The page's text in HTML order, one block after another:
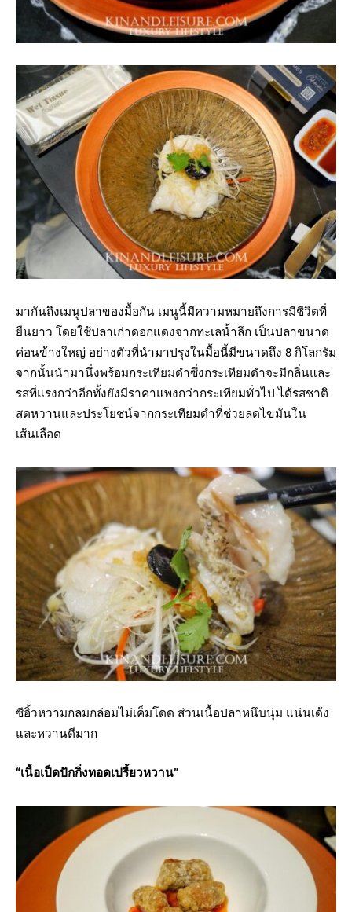
มากันถึงเมนูปลาของมื้อกัน เมนูนี้มีความหมายถึงการมีชีวิตที่
ยืนยาว โดยใช้ปลาเก๋าดอกแดงจากทะเลน้ำลึก เป็นปลาขนาด
ค่อนข้างใหญ่ อย่างตัวที่นำมาปรุงในมื้อนี้มีขนาดถึง 8 กิโลกรัม
จากนั้นนำมานึ่งพร้อมกระเทียมดำซึ่งกระเทียมดำจะมีกลิ่นและ
รสที่แรงกว่าอีกทั้งยังมีราคาแพงกว่ากระเทียมทั่วไป ได้รสชาติ
สดหวานและประโยชน์จากกระเทียมดำที่ช่วยลดไขมันใน
เส้นเลือด
ซีอิ้วหวามกลมกล่อมไม่เค็มโดด ส่วนเนื้อปลาหนึบนุ่ม แน่นเด้ง
และหวานดีมาก
“เนื้อเป็ดปักกิ่งทอดเปรี้ยวหวาน”